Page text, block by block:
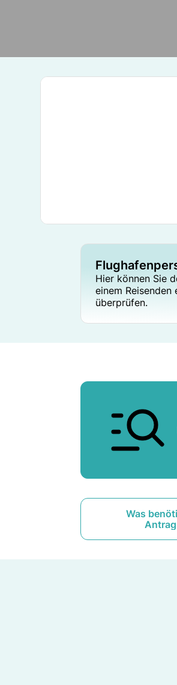
Hier können Sie
einem
überprüfen.
Was